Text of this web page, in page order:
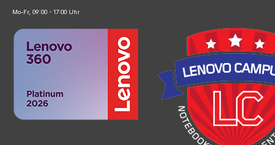
Mo-Fr, 09:00 - 17:00 Uhr